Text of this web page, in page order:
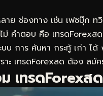
าย ช่องทาง เช่น เฟซบุ๊ก
คำตอบ คือ เทรดForexส
บบ การ ค้นหา กระทู้ เก่า
ะ เทรดForexสด ต้อง สมั
เทรดForexส